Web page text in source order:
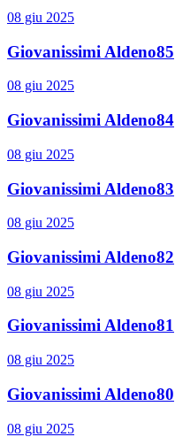
08 giu 2025
Giovanissimi Aldeno85
08 giu 2025
Giovanissimi Aldeno84
08 giu 2025
Giovanissimi Aldeno83
08 giu 2025
Giovanissimi Aldeno82
08 giu 2025
Giovanissimi Aldeno81
08 giu 2025
Giovanissimi Aldeno80
08 giu 2025